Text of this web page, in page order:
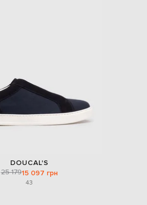
Luxembourg
DOUCAL'S
25 17915 097 грн
43